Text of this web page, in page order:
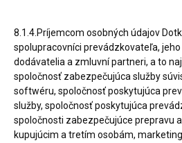
8.1.4.Príjemcom osobných údajov
spolupracovníci prevádzkovateľa,
dodávatelia a zmluvní partneri, a to
spoločnosť zabezpečujúca služby
softwéru, spoločnosť poskytujúca
služby, spoločnosť poskytujúca
spoločnosti zabezpečujúce prepravu
kupujúcim a tretím osobám,